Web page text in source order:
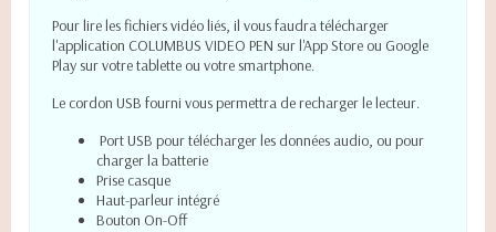
Pour lire les fichiers vidéo liés, il vous faudra télécharger
l'application COLUMBUS VIDEO PEN sur l'App Store ou Google
Play sur votre tablette ou votre smartphone.
Le cordon USB fourni vous permettra de recharger le lecteur.
Port USB pour télécharger les données audio, ou pour
charger la batterie
Prise casque
Haut-parleur intégré
Bouton On-Off